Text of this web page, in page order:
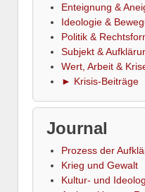
Enteignung &
Ideologie &
Politik &
Subjekt &
Wert, Arbeit &
► Krisis-Beiträge
Journal
Prozess der
Krieg und Gewalt
Kultur- und